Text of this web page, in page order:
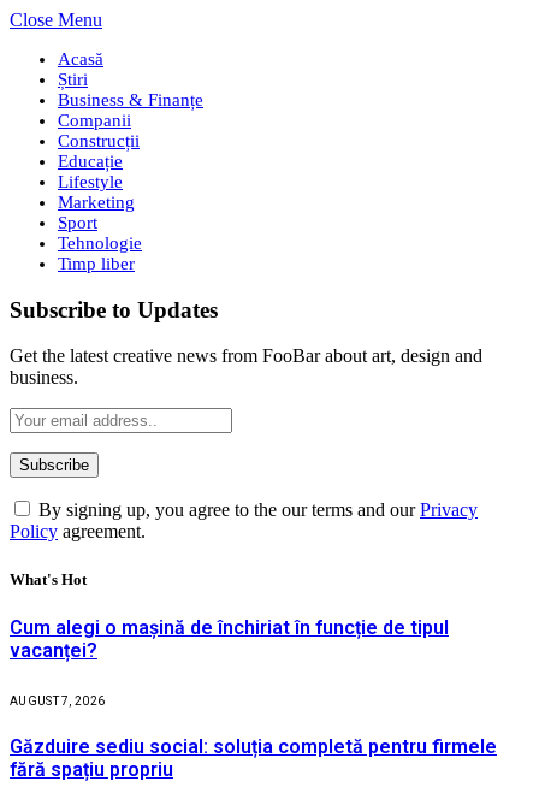
Close Menu
Acasă
Știri
Business & Finanțe
Companii
Construcții
Educație
Lifestyle
Marketing
Sport
Tehnologie
Timp liber
Subscribe to Updates
Get the latest creative news from FooBar about art, design and
business.
By signing up, you agree to the our terms and ourPrivacy
Policy agreement.
What's Hot
Cum alegi o mașină de închiriat în funcție de tipul
vacanței?
AUGUST 7, 2026
Găzduire sediu social: soluția completă pentru firmele
fără spațiu propriu